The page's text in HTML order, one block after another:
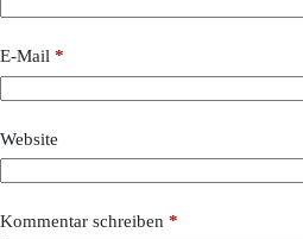
E-Mail *
Website
Kommentar schreiben *